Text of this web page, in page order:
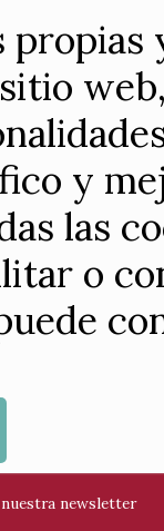
y
las
o
newsletter